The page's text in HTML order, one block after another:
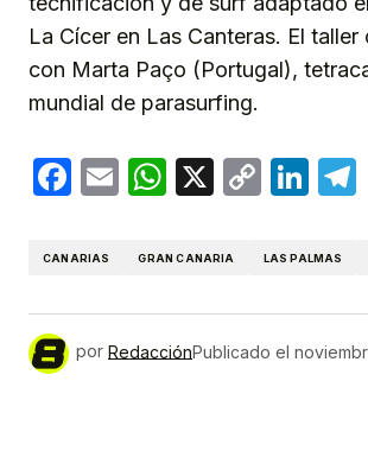
La Cícer en Las Canteras. El taller
con Marta Paço (Portugal),
mundial de parasurfing.
Facebook
EmailWhatsApp
X
Copy
CANARIAS GRAN CANARIA LAS PALMAS
por RedacciónPublicado el